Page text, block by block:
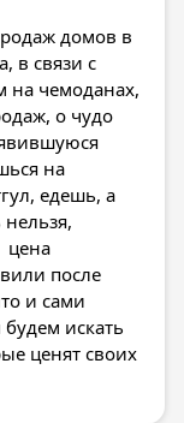
домов в
в связи с
на чемоданах,
о чудо
на
едешь, а
нельзя,
цена
после
и сами
искать
ценят своих